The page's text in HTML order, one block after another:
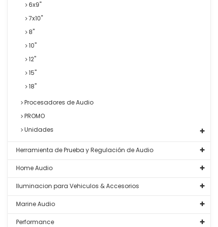
6x9"
7x10"
8"
10"
12"
15"
18"
Procesadores de Audio
PROMO
Unidades
Herramienta de Prueba y Regulación de Audio
Home Audio
Iluminacion para Vehiculos & Accesorios
Marine Audio
Performance